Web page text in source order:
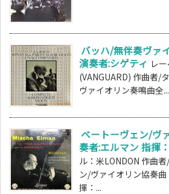
バッハ/無伴奏ヴァ
演奏者:シゲティ レ
(VANGUARD) 作曲者/
ヴァイオリン奏鳴曲全...
ベートーヴェン/ヴ
奏者:エルマン 指揮
ル：米LONDON 作曲
ン/ヴァイオリン協奏
揮：...